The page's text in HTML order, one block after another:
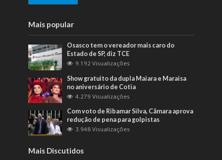
Mais popular
Osasco tem o vereador mais caro do
Estado de SP, diz TCE
9.192 Visualizações
Show gratuito da dupla Maiara e Maraisa
no aniversário de Cotia
4.279 Visualizações
Com voto de Ribamar Silva, Câmara aprova
redução de pena para golpistas
3.948 Visualizações
Mais Discutidos